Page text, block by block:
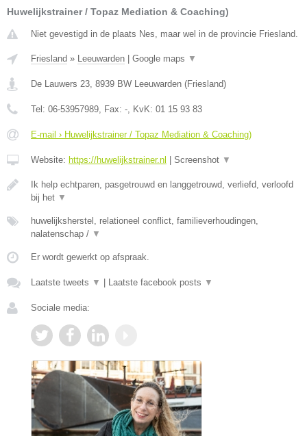
Huwelijkstrainer / Topaz Mediation & Coaching)
Niet gevestigd in de plaats Nes, maar wel in de provincie Friesland.
Friesland » Leeuwarden Google maps ▼
De Lauwers 23, 8939 BW Leeuwarden (Friesland)
Tel: 06-53957989, Fax: -, KvK: 01 15 93 83
E-mail › Huwelijkstrainer / Topaz Mediation & Coaching)
Website: https://huwelijkstrainer.nl Screenshot ▼
Ik help echtparen, pasgetrouwd en langgetrouwd, verliefd, verloofd
bij het ▼
huwelijksherstel, relationeel conflict, familieverhoudingen,
nalatenschap / ▼
Er wordt gewerkt op afspraak.
Laatste tweets ▼ Laatste facebook posts ▼
Sociale media: